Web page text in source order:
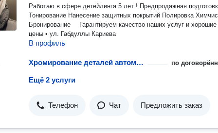
Работаю в сфере детейлинга 5 лет ! Предпродажная подготовка
Тонирование Нанесение защитных покрытий Полировка
Бронирование ⠀ Гарантируем качество наших услуг и хорошие
цены • ул. Габдуллы Кариева
В профиль
Хромирование деталей автомобиля по
Ещё 2 услуги
Телефон Чат Предложить заказ